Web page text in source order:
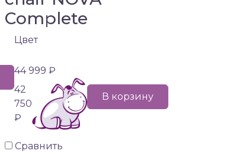
Complete
Цвет
44 999 ₽
42
750
₽
В корзину
Сравнить